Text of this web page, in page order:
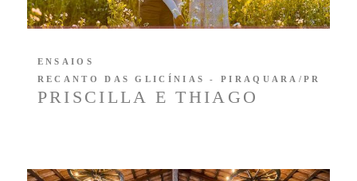
PRISCILLA E THIAGO
ENSAIOS
RECANTO DAS GLICÍNIAS - PIRAQUARA/PR